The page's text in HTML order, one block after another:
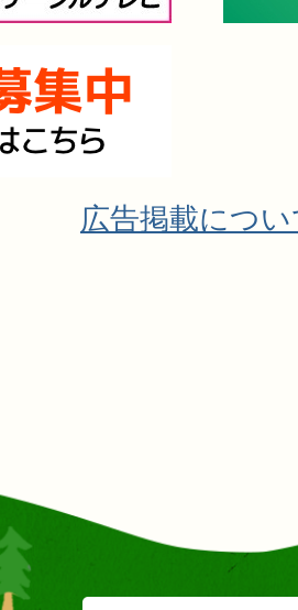
広告掲載につ